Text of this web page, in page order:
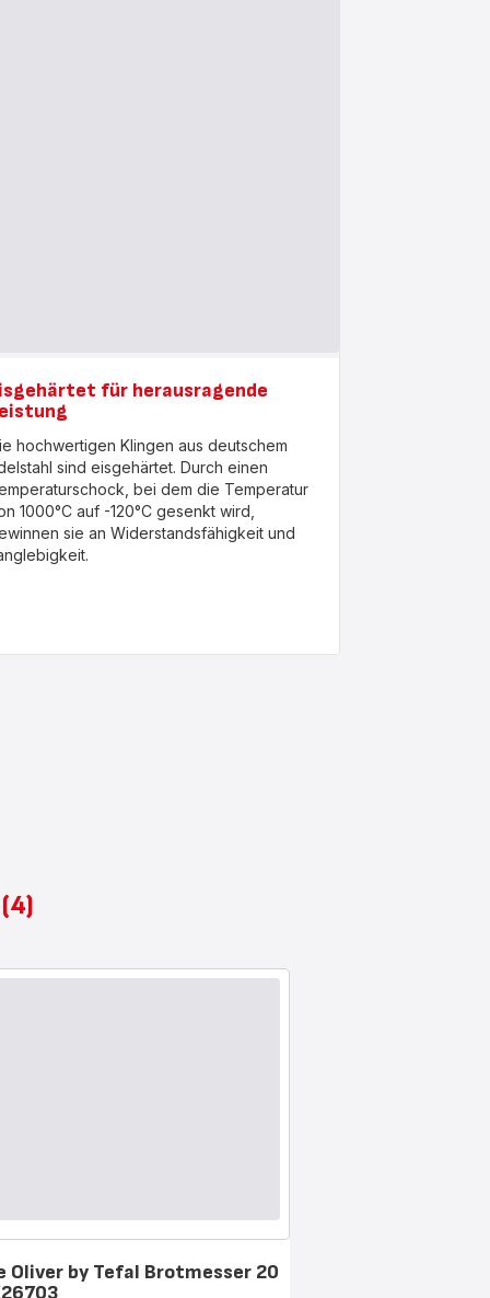
für herausragende
hochwertigen Klingen aus deutschem
sind eisgehärtet. Durch einen
bei dem die Temperatur
1000°C auf -120°C gesenkt wird,
sie an Widerstandsfähigkeit und
(4)
Oliver by Tefal Brotmesser 20